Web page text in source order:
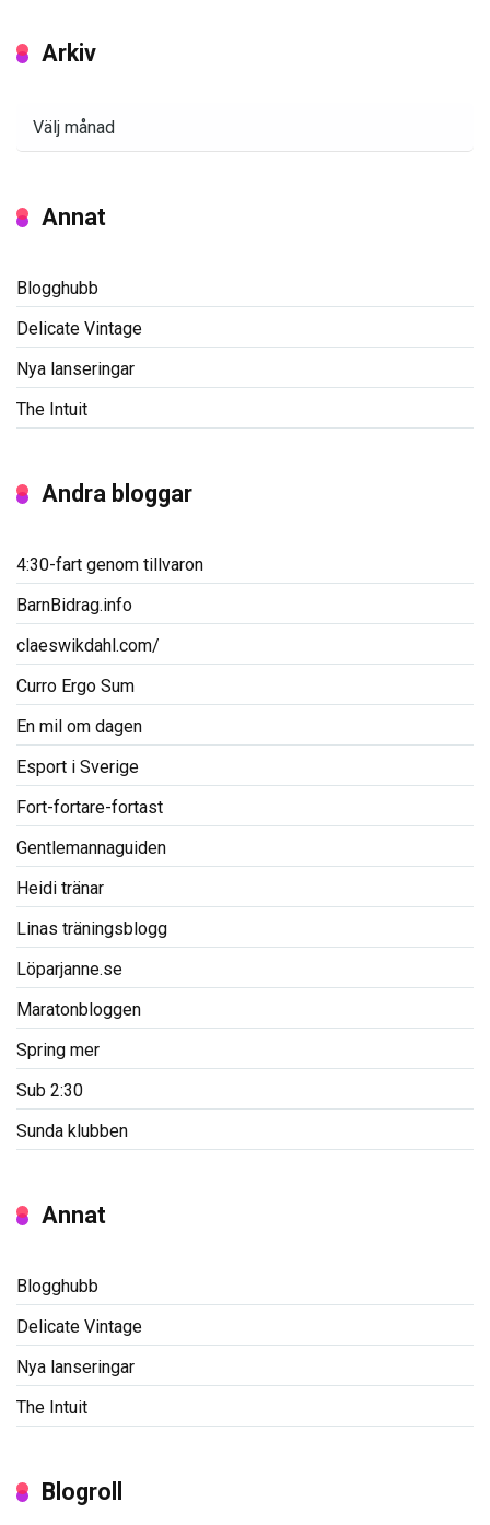
Arkiv
Annat
Blogghubb
Delicate Vintage
Nya lanseringar
The Intuit
Andra bloggar
4:30-fart genom tillvaron
BarnBidrag.info
claeswikdahl.com/
Curro Ergo Sum
En mil om dagen
Esport i Sverige
Fort-fortare-fortast
Gentlemannaguiden
Heidi tränar
Linas träningsblogg
Löparjanne.se
Maratonbloggen
Spring mer
Sub 2:30
Sunda klubben
Annat
Blogghubb
Delicate Vintage
Nya lanseringar
The Intuit
Blogroll